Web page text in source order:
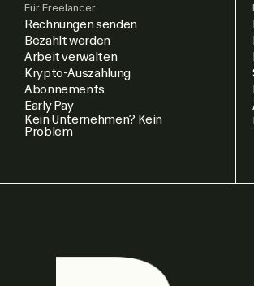
Für Freelancer
Rechnungen senden
Bezahlt werden
Arbeit verwalten
Krypto-Auszahlung
Abonnements
Early Pay
Kein Unternehmen? Kein
Problem